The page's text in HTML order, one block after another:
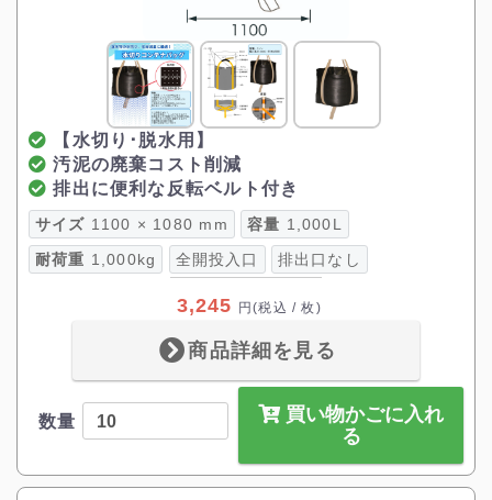
【水切り･脱水用】
汚泥の廃棄コスト削減
排出に便利な反転ベルト付き
サイズ 1100 × 1080 mm 容量 1,000L
耐荷重 1,000kg 全開投入口 排出口なし
3,245 円(税込 / 枚)
商品詳細を見る
数量
買い物かごに入れ
る